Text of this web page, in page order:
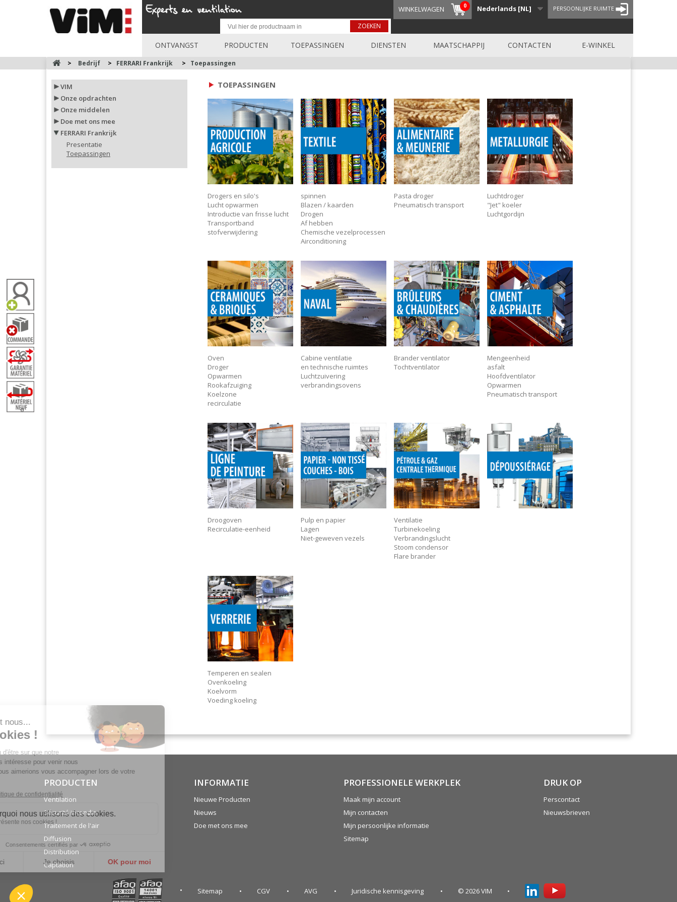
PERSOONLIJKE RUIMTE
Nederlands [NL]
WINKELWAGEN 0
ZOEKEN
ONTVANGST PRODUCTEN TOEPASSINGEN DIENSTEN MAATSCHAPPIJ CONTACTEN E-WINKEL
0
> Bedrijf > FERRARI Frankrijk > Toepassingen
VIM
Onze opdrachten
Onze middelen
Doe met ons mee
FERRARI Frankrijk
Presentatie
Toepassingen
TOEPASSINGEN
Drogers en silo's
Lucht opwarmen
Introductie van frisse lucht
Transportband
stofverwijdering
spinnen
Blazen / kaarden
Drogen
Af hebben
Chemische vezelprocessen
Airconditioning
Pasta droger
Pneumatisch transport
Luchtdroger
"Jet" koeler
Luchtgordijn
Oven
Droger
Opwarmen
Rookafzuiging
Koelzone
recirculatie
Cabine ventilatie
en technische ruimtes
Luchtzuivering
verbrandingsovens
Brander ventilator
Tochtventilator
Mengeenheid
asfalt
Hoofdventilator
Opwarmen
Pneumatisch transport
Droogoven
Recirculatie-eenheid
Pulp en papier
Lagen
Niet-geweven vezels
Ventilatie
Turbinekoeling
Verbrandingslucht
Stoom condensor
Flare brander
Temperen en sealen
Ovenkoeling
Koelvorm
Voeding koeling
PRODUCTEN
Ventilation
Sécurité incendie
Traitement de l'air
Diffusion
Distribution
Captation
INFORMATIE
Nieuwe Producten
Nieuws
Doe met ons mee
PROFESSIONELE WERKPLEK
Maak mijn account
Mijn contacten
Mijn persoonlijke informatie
Sitemap
DRUK OP
Perscontact
Nieuwsbrieven
Sitemap CGV AVG Juridische kennisgeving © 2026 VIM